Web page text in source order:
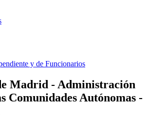
y de Funcionarios
Madrid - Administración
Comunidades Autónomas -